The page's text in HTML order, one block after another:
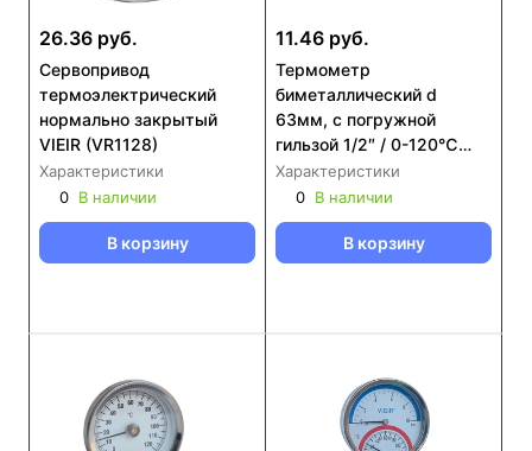
26.36 руб.
Сервопривод
термоэлектрический
нормально закрытый
VIEIR (VR1128)
Характеристики
0 В наличии
В корзину
11.46 руб.
Термометр
биметаллический d
63мм, с погружной
гильзой 1/2″ / 0-120℃
VIEIR (YL18)
Характеристики
0 В наличии
В корзину